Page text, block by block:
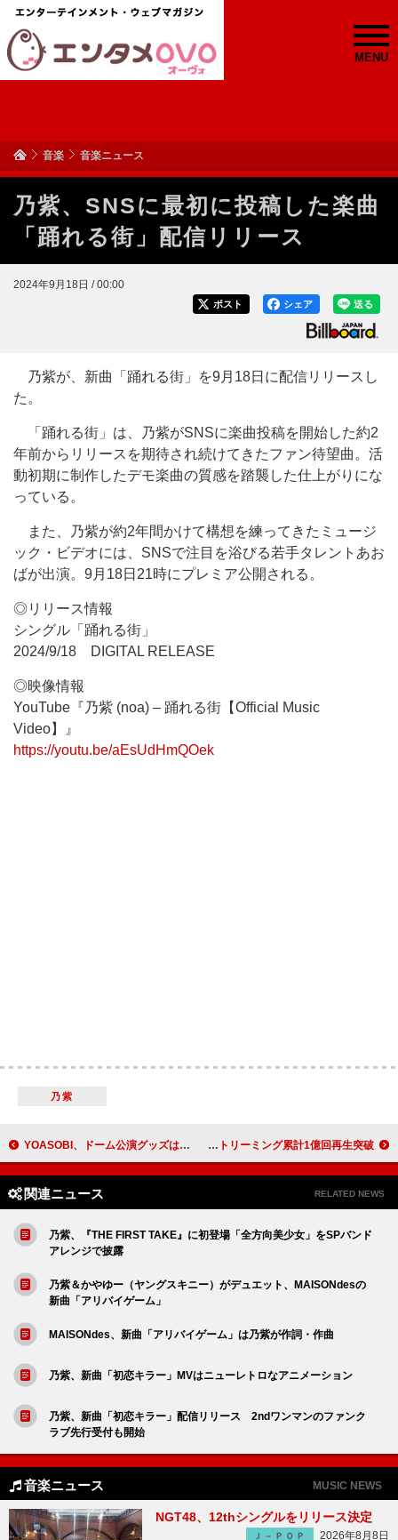
MENU
音楽 音楽ニュース
乃紫、SNSに最初に投稿した楽曲
「踊れる街」配信リリース
2024年9月18日 / 00:00
送る
シェア
ポスト
乃紫が、新曲「踊れる街」を9月18日に配信リリースし
た。
「踊れる街」は、乃紫がSNSに楽曲投稿を開始した約2
年前からリリースを期待され続けてきたファン待望曲。活
動初期に制作したデモ楽曲の質感を踏襲した仕上がりにな
っている。
また、乃紫が約2年間かけて構想を練ってきたミュージ
ック・ビデオには、SNSで注目を浴びる若手タレントあお
ばが出演。9月18日21時にプレミア公開される。
◎リリース情報
シングル「踊れる街」
2024/9/18 DIGITAL RELEASE
◎映像情報
YouTube『乃紫 (noa) – 踊れる街【Official Music
Video】』
https://youtu.be/aEsUdHmQOek
乃紫
YOASOBI、ドーム公演グッズは全品目メンバープロデュース ONE OK ROCK「Stand Out Fit In」ストリーミング累計1億回再生突破
関連ニュース RELATED NEWS
乃紫、『THE FIRST TAKE』に初登場「全方向美少女」をSPバンド
アレンジで披露
乃紫＆かやゆー（ヤングスキニー）がデュエット、MAISONdesの
新曲「アリバイゲーム」
MAISONdes、新曲「アリバイゲーム」は乃紫が作詞・作曲
乃紫、新曲「初恋キラー」MVはニューレトロなアニメーション
乃紫、新曲「初恋キラー」配信リリース 2ndワンマンのファンク
ラブ先行受付も開始
音楽ニュース MUSIC NEWS
NGT48、12thシングルをリリース決定
Ｊ－ＰＯＰ
2026年8月8日